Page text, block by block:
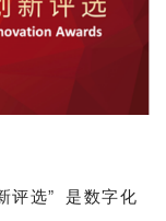
评选” 是数字化